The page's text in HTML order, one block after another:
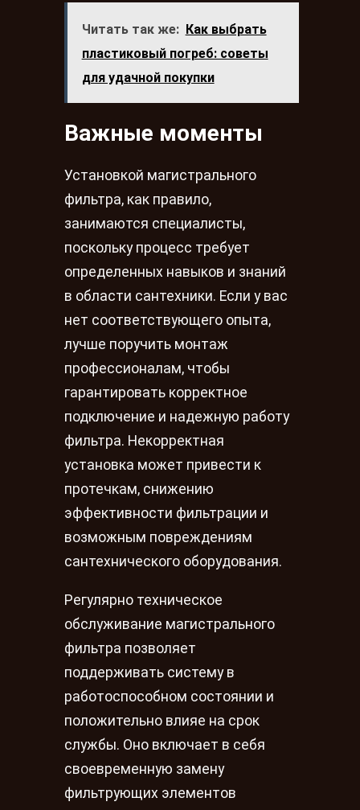
Читать так же: Как выбрать
пластиковый погреб: советы
для удачной покупки
Важные моменты
Установкой магистрального
фильтра, как правило,
занимаются специалисты,
поскольку процесс требует
определенных навыков и знаний
в области сантехники. Если у вас
нет соответствующего опыта,
лучше поручить монтаж
профессионалам, чтобы
гарантировать корректное
подключение и надежную работу
фильтра. Некорректная
установка может привести к
протечкам, снижению
эффективности фильтрации и
возможным повреждениям
сантехнического оборудования.
Регулярно техническое
обслуживание магистрального
фильтра позволяет
поддерживать систему в
работоспособном состоянии и
положительно влияе на срок
службы. Оно включает в себя
своевременную замену
фильтрующих элементов